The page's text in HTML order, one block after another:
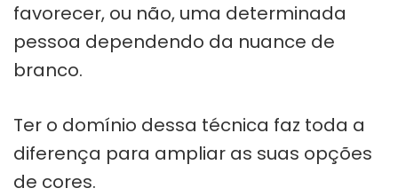
favorecer, ou não, uma determinada
pessoa dependendo da nuance de
branco.
Ter o domínio dessa técnica faz toda a
diferença para ampliar as suas opções
de cores.